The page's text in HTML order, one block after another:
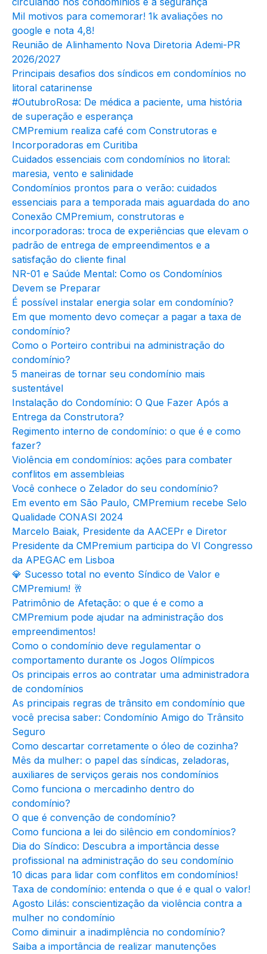
Mil motivos para comemorar! 1k avaliações no
google e nota 4,8!
Reunião de Alinhamento Nova Diretoria Ademi-PR
2026/2027
Principais desafios dos síndicos em condomínios no
litoral catarinense
#OutubroRosa: De médica a paciente, uma história
de superação e esperança
CMPremium realiza café com Construtoras e
Incorporadoras em Curitiba
Cuidados essenciais com condomínios no litoral:
maresia, vento e salinidade
Condomínios prontos para o verão: cuidados
essenciais para a temporada mais aguardada do ano
Conexão CMPremium, construtoras e
incorporadoras: troca de experiências que elevam o
padrão de entrega de empreendimentos e a
satisfação do cliente final
NR-01 e Saúde Mental: Como os Condomínios
Devem se Preparar
É possível instalar energia solar em condomínio?
Em que momento devo começar a pagar a taxa de
condomínio?
Como o Porteiro contribui na administração do
condomínio?
5 maneiras de tornar seu condomínio mais
sustentável
Instalação do Condomínio: O Que Fazer Após a
Entrega da Construtora?
Regimento interno de condomínio: o que é e como
fazer?
Violência em condomínios: ações para combater
conflitos em assembleias
Você conhece o Zelador do seu condomínio?
Em evento em São Paulo, CMPremium recebe Selo
Qualidade CONASI 2024
Marcelo Baiak, Presidente da AACEPr e Diretor
Presidente da CMPremium participa do VI Congresso
da APEGAC em Lisboa
💎 Sucesso total no evento Síndico de Valor e
CMPremium! 🥂
Patrimônio de Afetação: o que é e como a
CMPremium pode ajudar na administração dos
empreendimentos!
Como o condomínio deve regulamentar o
comportamento durante os Jogos Olímpicos
Os principais erros ao contratar uma administradora
de condomínios
As principais regras de trânsito em condomínio que
você precisa saber: Condomínio Amigo do Trânsito
Seguro
Como descartar corretamente o óleo de cozinha?
Mês da mulher: o papel das síndicas, zeladoras,
auxiliares de serviços gerais nos condomínios
Como funciona o mercadinho dentro do
condomínio?
O que é convenção de condomínio?
Como funciona a lei do silêncio em condomínios?
Dia do Síndico: Descubra a importância desse
profissional na administração do seu condomínio
10 dicas para lidar com conflitos em condomínios!
Taxa de condomínio: entenda o que é e qual o valor!
Agosto Lilás: conscientização da violência contra a
mulher no condomínio
Como diminuir a inadimplência no condomínio?
Saiba a importância de realizar manutenções